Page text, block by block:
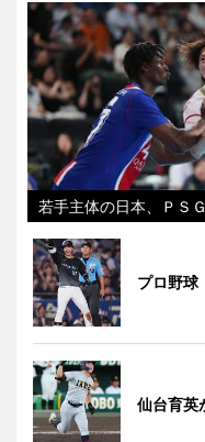
若手主体の日本、ＰＳ
プロ野
仙台育